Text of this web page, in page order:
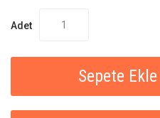
Adet
Sepete Ekle